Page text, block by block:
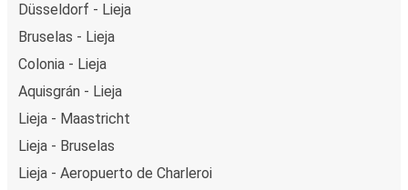
Düsseldorf - Lieja
Bruselas - Lieja
Colonia - Lieja
Aquisgrán - Lieja
Lieja - Maastricht
Lieja - Bruselas
Lieja - Aeropuerto de Charleroi